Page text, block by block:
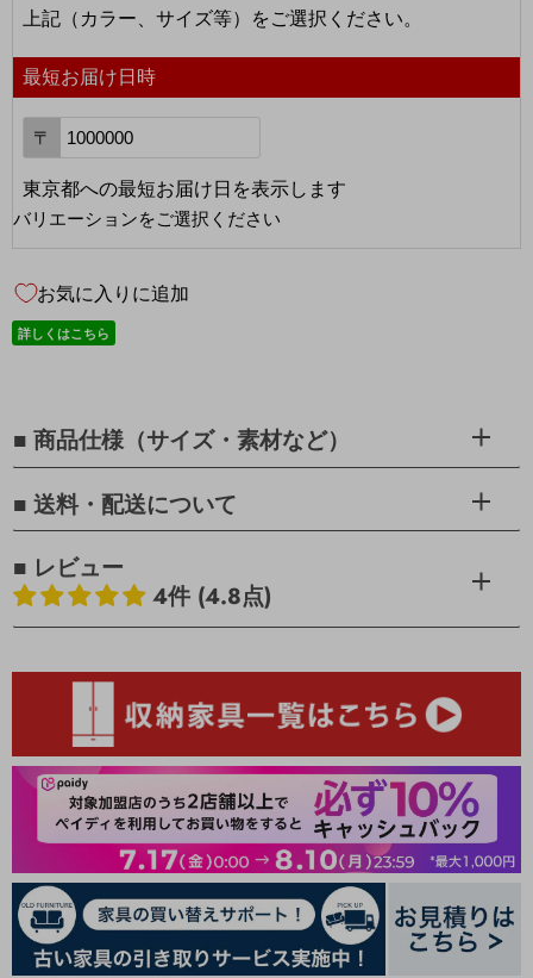
上記（カラー、サイズ等）をご選択ください。
最短お届け日時
〒
東京都への最短お届け日を表示します
バリエーションをご選択ください
お気に入りに追加
詳しくはこちら
■ 商品仕様（サイズ・素材など）
■ 送料・配送について
■ レビュー
4件 (4.8点)
お客様のレビュー
5つ星中4.75つ星
レビュー数 4 件
3
1
0
0
0
レビューを書く